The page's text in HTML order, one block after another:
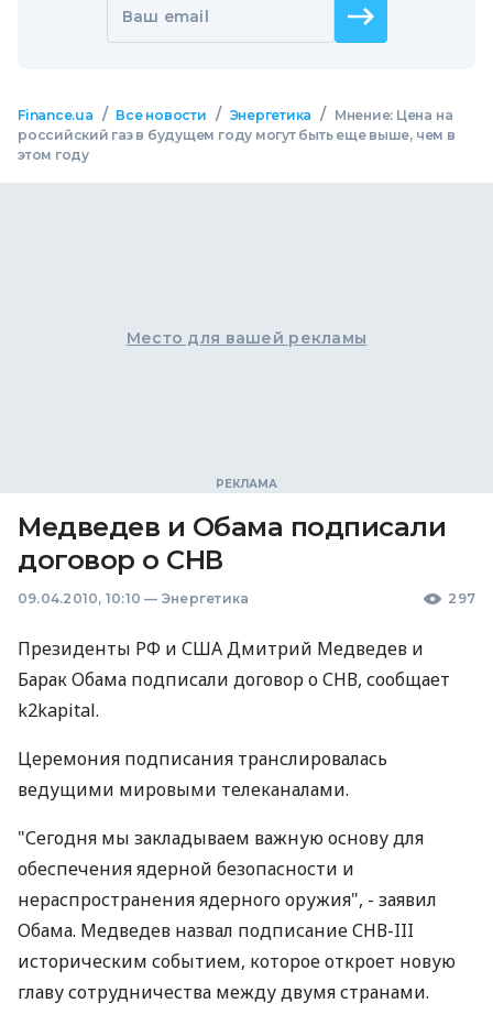
Ваш email
Finance.ua / Все новости / Энергетика /
Мнение: Цена на
российский газ в будущем году могут быть еще выше, чем в
этом году
Место для вашей рекламы
Медведев и Обама подписали
договор о СНВ
09.04.2010, 10:10 — Энергетика 297
Президенты РФ и США Дмитрий Медведев и
Барак Обама подписали договор о СНВ, сообщает
k2kapital.
Церемония подписания транслировалась
ведущими мировыми телеканалами.
"Сегодня мы закладываем важную основу для
обеспечения ядерной безопасности и
нераспространения ядерного оружия", - заявил
Обама. Медведев назвал подписание СНВ-III
историческим событием, которое откроет новую
главу сотрудничества между двумя странами.